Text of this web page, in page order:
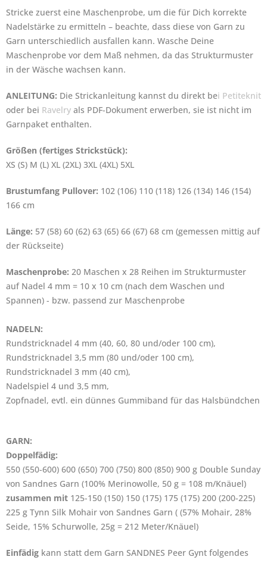
Stricke zuerst eine Maschenprobe, um die für Dich korrekte
Nadelstärke zu ermitteln – beachte, dass diese von Garn zu
Garn unterschiedlich ausfallen kann. Wasche Deine
Maschenprobe vor dem Maß nehmen, da das Strukturmuster
in der Wäsche wachsen kann.
ANLEITUNG: Die Strickanleitung kannst du direkt bei Petiteknit
oder bei Ravelry als PDF-Dokument erwerben, sie ist nicht im
Garnpaket enthalten.
Größen (fertiges Strickstück):
XS (S) M (L) XL (2XL) 3XL (4XL) 5XL
Brustumfang Pullover: 102 (106) 110 (118) 126 (134) 146 (154)
166 cm
Länge: 57 (58) 60 (62) 63 (65) 66 (67) 68 cm (gemessen mittig auf
der Rückseite)
Maschenprobe: 20 Maschen x 28 Reihen im Strukturmuster
auf Nadel 4 mm = 10 x 10 cm (nach dem Waschen und
Spannen) - bzw. passend zur Maschenprobe
NADELN:
Rundstricknadel 4 mm (40, 60, 80 und/oder 100 cm),
Rundstricknadel 3,5 mm (80 und/oder 100 cm),
Rundstricknadel 3 mm (40 cm),
Nadelspiel 4 und 3,5 mm,
Zopfnadel, evtl. ein dünnes Gummiband für das Halsbündchen
GARN:
Doppelfädig:
550 (550-600) 600 (650) 700 (750) 800 (850) 900 g Double Sunday
von Sandnes Garn (100% Merinowolle, 50 g = 108 m/Knäuel)
zusammen mit 125-150 (150) 150 (175) 175 (175) 200 (200-225)
225 g Tynn Silk Mohair von Sandnes Garn ( (57% Mohair, 28%
Seide, 15% Schurwolle, 25g = 212 Meter/Knäuel)
Einfädig kann statt dem Garn SANDNES Peer Gynt folgendes